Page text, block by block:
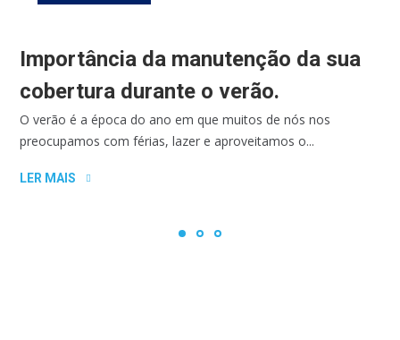
Importância da manutenção da sua
cobertura durante o verão.
O verão é a época do ano em que muitos de nós nos
preocupamos com férias, lazer e aproveitamos o...
LER MAIS